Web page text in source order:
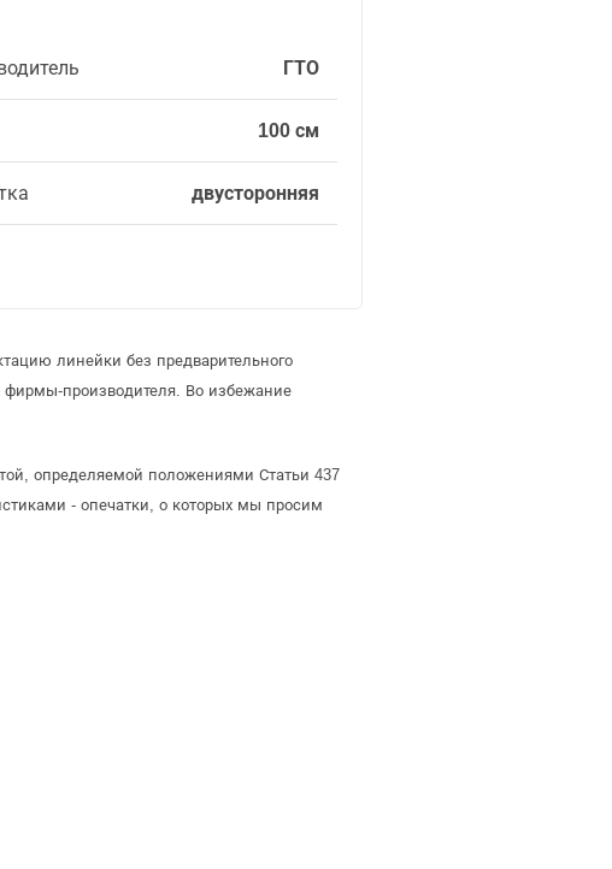
ГТО
100 см
двусторонняя
линейки без предварительного
производителя. Во избежание
определяемой положениями Статьи 437
- опечатки, о которых мы просим